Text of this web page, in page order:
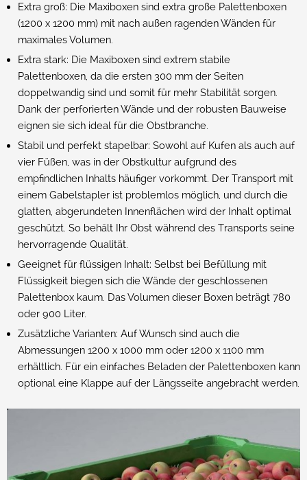
Extra groß: Die Maxiboxen sind extra große Palettenboxen
(1200 x 1200 mm) mit nach außen ragenden Wänden für
maximales Volumen.
Extra stark: Die Maxiboxen sind extrem stabile
Palettenboxen, da die ersten 300 mm der Seiten
doppelwandig sind und somit für mehr Stabilität sorgen.
Dank der perforierten Wände und der robusten Bauweise
eignen sie sich ideal für die Obstbranche.
Stabil und perfekt stapelbar: Sowohl auf Kufen als auch auf
vier Füßen, was in der Obstkultur aufgrund des
empfindlichen Inhalts häufiger vorkommt. Der Transport mit
einem Gabelstapler ist problemlos möglich, und durch die
glatten, abgerundeten Innenflächen wird der Inhalt optimal
geschützt. So behält Ihr Obst während des Transports seine
hervorragende Qualität.
Geeignet für flüssigen Inhalt: Selbst bei Befüllung mit
Flüssigkeit biegen sich die Wände der geschlossenen
Palettenbox kaum. Das Volumen dieser Boxen beträgt 780
oder 900 Liter.
Zusätzliche Varianten: Auf Wunsch sind auch die
Abmessungen 1200 x 1000 mm oder 1200 x 1100 mm
erhältlich. Für ein einfaches Beladen der Palettenboxen kann
optional eine Klappe auf der Längsseite angebracht werden.